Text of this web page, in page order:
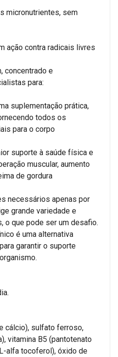
micronutrientes, sem
ação contra radicais livres
concentrado e
para:
suplementação prática,
todos os
para o corpo
suporte à saúde física e
muscular, aumento
de gordura
necessários apenas por
grande variedade e
o que pode ser um desafio.
é uma alternativa
garantir o suporte
cálcio), sulfato ferroso,
vitamina B5 (pantotenato
alfa tocoferol), óxido de